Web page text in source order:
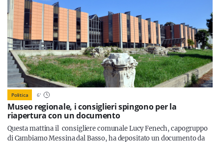
Politica 6'
Museo regionale, i consiglieri spingono per la
riapertura con un documento
Questa mattina il consigliere comunale Lucy Fenech, capogruppo
di Cambiamo Messina dal Basso, ha depositato un documento da